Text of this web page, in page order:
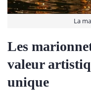
La
Les
valeur
unique